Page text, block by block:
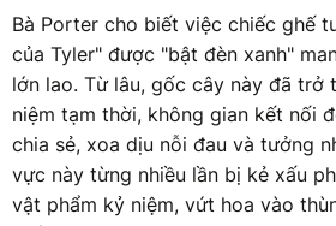
Bà Porter cho biết việc chiếc ghế
của Tyler" được "bật đèn xanh"
lớn lao. Từ lâu, gốc cây này đã trở
niệm tạm thời, không gian kết nối
chia sẻ, xoa dịu nỗi đau và tưởng
vực này từng nhiều lần bị kẻ xấu
vật phẩm kỷ niệm, vứt hoa vào